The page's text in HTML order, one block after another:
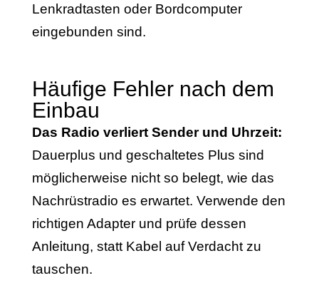
Lenkradtasten oder Bordcomputer
eingebunden sind.
Häufige Fehler nach dem
Einbau
Das Radio verliert Sender und Uhrzeit:
Dauerplus und geschaltetes Plus sind
möglicherweise nicht so belegt, wie das
Nachrüstradio es erwartet. Verwende den
richtigen Adapter und prüfe dessen
Anleitung, statt Kabel auf Verdacht zu
tauschen.